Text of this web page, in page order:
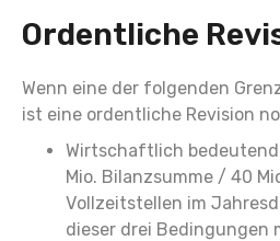
Ordentliche
Wenn eine der folgenden
ist eine ordentliche Revision
Wirtschaftlich
Mio. Bilanzsumme / 40
Vollzeitstellen im
dieser drei Bedingungen